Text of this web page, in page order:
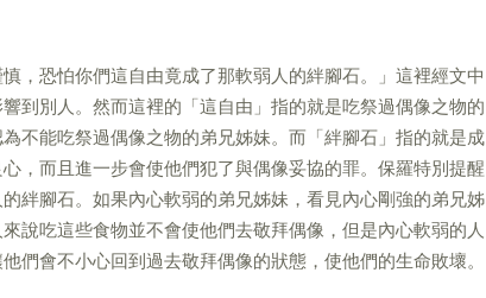
，恐怕你們這自由竟成了那軟弱人的絆腳石。」這裡經文中
到別人。然而這裡的「這自由」指的就是吃祭過偶像之物的
不能吃祭過偶像之物的弟兄姊妹。而「絆腳石」指的就是成
，而且進一步會使他們犯了與偶像妥協的罪。保羅特別提醒
絆腳石。如果內心軟弱的弟兄姊妹，看見內心剛強的弟兄姊
說吃這些食物並不會使他們去敬拜偶像，但是內心軟弱的人
們會不小心回到過去敬拜偶像的狀態，使他們的生命敗壞。